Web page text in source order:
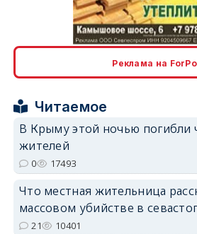
Реклама на
Читаемое
В Крыму этой ночью погибли
жителей
0 17493
Что местная жительница
массовом убийстве в
21 10401